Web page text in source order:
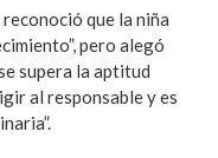
que la niña
pero alegó
supera la aptitud
al responsable y es